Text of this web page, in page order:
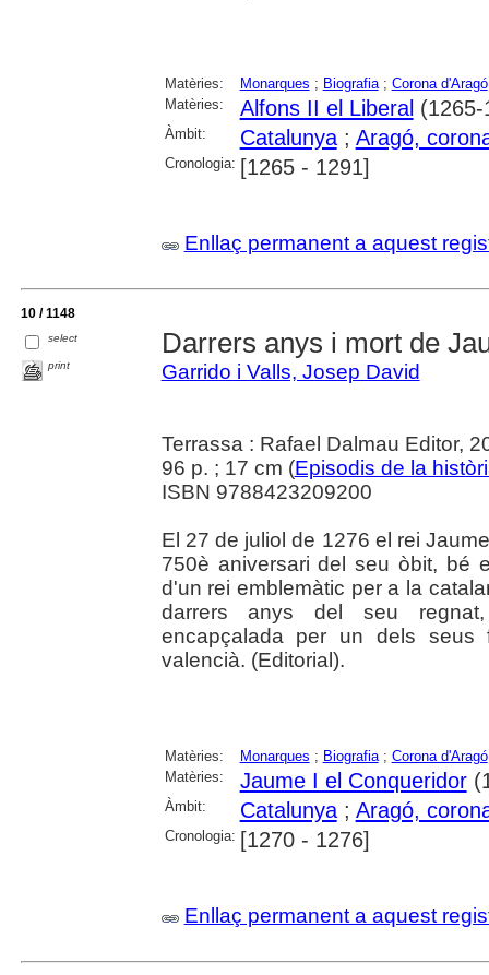
Matèries: Monarques ; Biografia; Corona d'Aragó
Matèries:
Alfons II el Liberal (1265-
Àmbit: Catalunya; Aragó,
Cronologia: [1265 - 1291]
Enllaç permanent a aquest
10 / 1148
select
print
Darrers anys i mort de
Garrido i Valls, Josep David
Terrassa : Rafael Dalmau Editor,
96 p. ; 17 cm (Episodis de la
ISBN 9788423209200
El 27 de juliol de 1276 el rei
750è aniversari del seu òbit, bé
d'un rei emblemàtic per a la
darrers anys del seu
encapçalada per un dels seus
valencià. (Editorial).
Matèries: Monarques ; Biografia; Corona d'Aragó
Matèries:
Jaume I el Conqueridor
Àmbit: Catalunya; Aragó,
Cronologia: [1270 - 1276]
Enllaç permanent a aquest